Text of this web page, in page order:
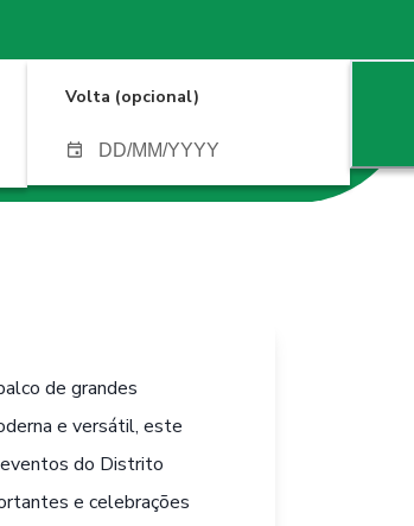
Volta (opcional)
de grandes
e versátil, este
do Distrito
e celebrações